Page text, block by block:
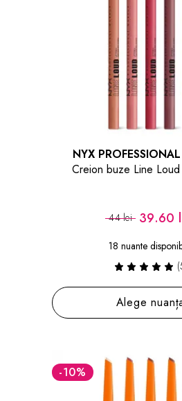
NYX
Creion buze Line
44 lei 39.60
18 nuante
Alege
-10%